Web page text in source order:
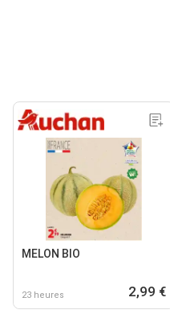
MELON BIO
23 heures 2,99 €